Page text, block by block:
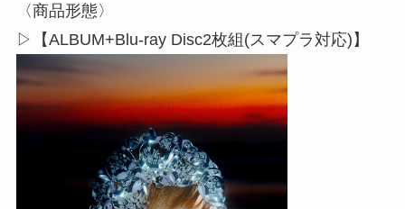
〈商品形態〉
▷【ALBUM+Blu-ray Disc2枚組(スマプラ対応)】